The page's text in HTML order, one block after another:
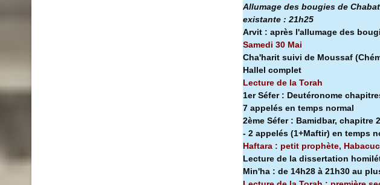
Allumage des bougies de
existante :21h25
Arvit : après l'allumage des
Samedi 30 Mai
Cha'harit suivi de Moussaf
Hallel complet
Lecture de la Torah
1er Séfer : Deutéronome
7 appelés en temps normal
2ème Séfer : Bamidbar, chapitre
- 2 appelés (1+Maftir) en temps
Haftara : petit prophète,
Lecture de la dissertation
Min'ha : de 14h28 à 21h30 au